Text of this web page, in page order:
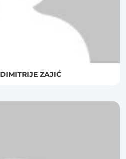
DIMITRIJE ZAJIĆ